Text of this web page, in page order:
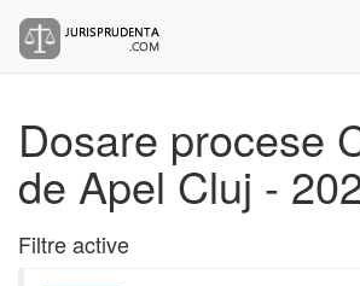
Dosare procese
de Apel Cluj -
Filtre active